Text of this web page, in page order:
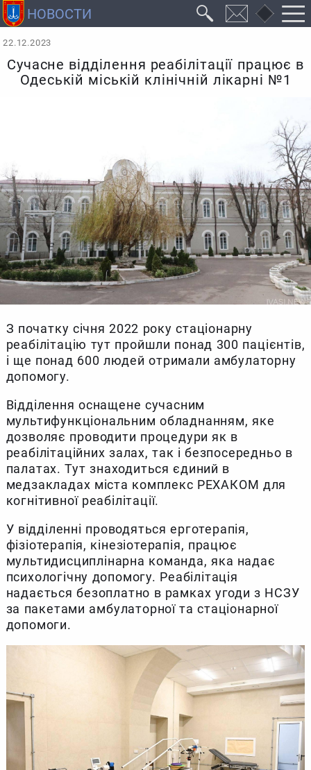
22.12.2023
Сучасне відділення реабілітації працює в
Одеській міській клінічній лікарні №1
З початку січня 2022 року стаціонарну
реабілітацію тут пройшли понад 300 пацієнтів,
і ще понад 600 людей отримали амбулаторну
допомогу.
Відділення оснащене сучасним
мультифункціональним обладнанням, яке
дозволяє проводити процедури як в
реабілітаційних залах, так і безпосередньо в
палатах. Тут знаходиться єдиний в
медзакладах міста комплекс РЕХАКОМ для
когнітивної реабілітації.
У відділенні проводяться ерготерапія,
фізіотерапія, кінезіотерапія, працює
мультидисциплінарна команда, яка надає
психологічну допомогу. Реабілітація
надається безоплатно в рамках угоди з НСЗУ
за пакетами амбулаторної та стаціонарної
допомоги.